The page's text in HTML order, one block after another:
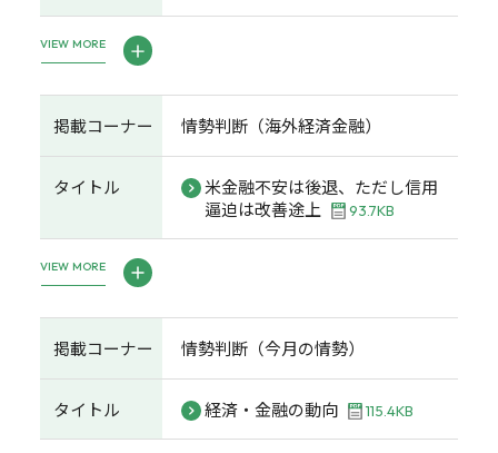
VIEW MORE
掲載コーナー 情勢判断（海外経済金融）
タイトル
米金融不安は後退、ただし信用
逼迫は改善途上
93.7KB
VIEW MORE
掲載コーナー 情勢判断（今月の情勢）
タイトル 経済・金融の動向 115.4KB